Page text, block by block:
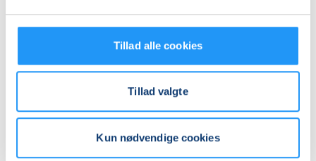
Tillad alle cookies
Tillad valgte
Kun nødvendige cookies
Relaterede hold